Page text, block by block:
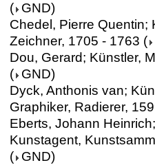
( GND)
Chedel, Pierre Quentin;
Zeichner, 1705 - 1763 (
Dou, Gerard; Künstler,
( GND)
Dyck, Anthonis van;
Graphiker, Radierer,
Eberts, Johann
Kunstagent,
( GND)